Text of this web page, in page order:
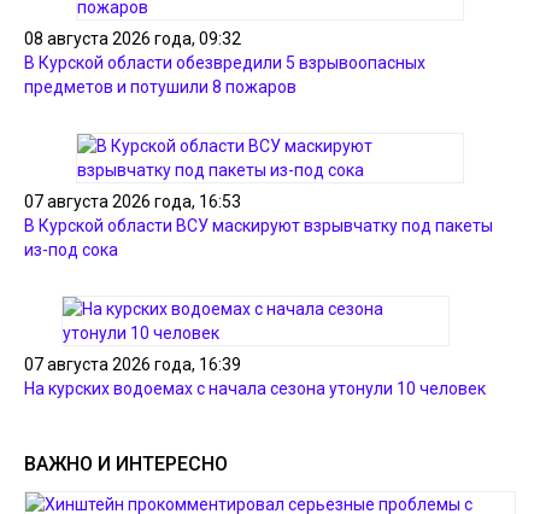
08 августа 2026 года, 09:32
В Курской области обезвредили 5 взрывоопасных
предметов и потушили 8 пожаров
07 августа 2026 года, 16:53
В Курской области ВСУ маскируют взрывчатку под пакеты
из-под сока
07 августа 2026 года, 16:39
На курских водоемах с начала сезона утонули 10 человек
ВАЖНО И ИНТЕРЕСНО